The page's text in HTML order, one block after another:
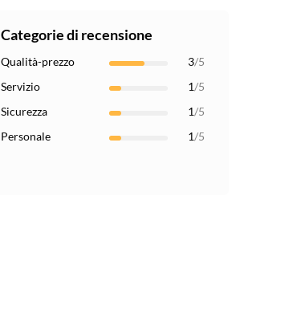
Categorie di recensione
Qualità-prezzo 3/5
Servizio
1/5
Sicurezza
1/5
Personale
1/5